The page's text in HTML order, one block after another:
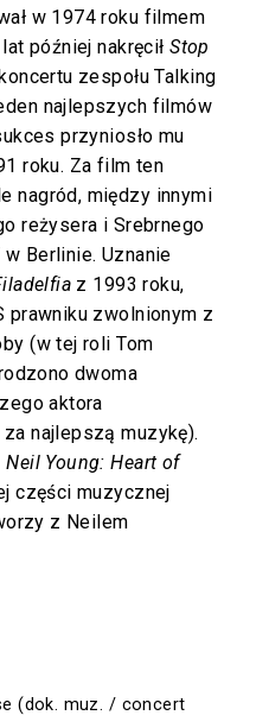
w 1974 roku filmem
później nakręciłStop
zespołu Talking
najlepszych filmów
przyniosło mu
roku. Za film ten
nagród, między innymi
reżysera i Srebrnego
Berlinie. Uznanie
z 1993 roku,
prawniku zwolnionym z
(w tej roli Tom
dwoma
aktora
najlepszą muzykę).
Neil Young: Heart of
części muzycznej
z Neilem
(dok. muz. / concert